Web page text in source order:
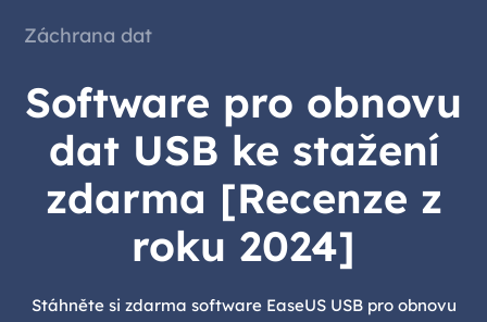
Záchrana dat
Software pro obnovu
dat USB ke stažení
zdarma [Recenze z
roku 2024]
Stáhněte si zdarma software EaseUS USB pro obnovu